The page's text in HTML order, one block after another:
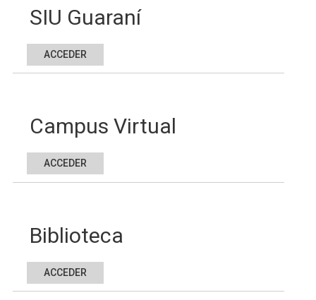
SIU Guaraní
ACCEDER
Campus Virtual
ACCEDER
Biblioteca
ACCEDER